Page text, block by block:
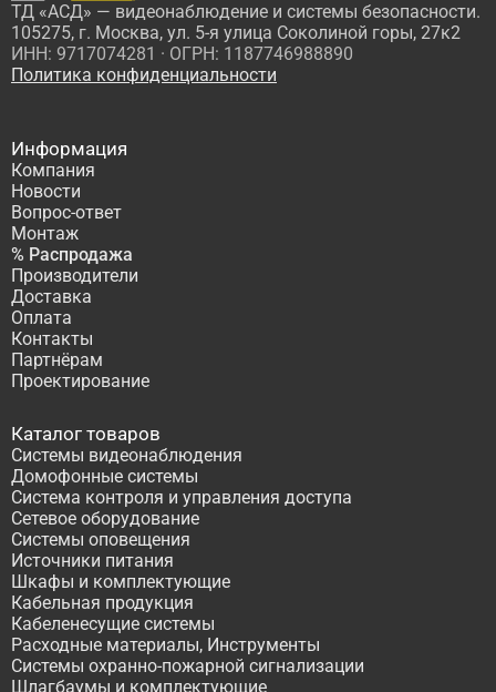
ТД «АСД» — видеонаблюдение и системы безопасности.
105275, г. Москва, ул. 5-я улица Соколиной горы, 27к2
ИНН: 9717074281 · ОГРН: 1187746988890
Политика конфиденциальности
Информация
Компания
Новости
Вопрос-ответ
Монтаж
% Распродажа
Производители
Доставка
Оплата
Контакты
Партнёрам
Проектирование
Каталог товаров
Системы видеонаблюдения
Домофонные системы
Система контроля и управления доступа
Сетевое оборудование
Системы оповещения
Источники питания
Шкафы и комплектующие
Кабельная продукция
Кабеленесущие системы
Расходные материалы, Инструменты
Системы охранно-пожарной сигнализации
Шлагбаумы и комплектующие